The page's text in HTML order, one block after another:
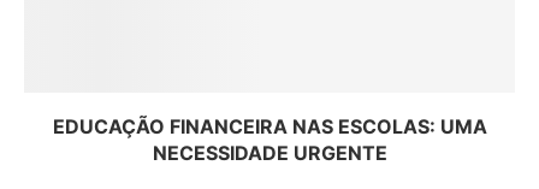
EDUCAÇÃO FINANCEIRA NAS ESCOLAS: UMA
NECESSIDADE URGENTE